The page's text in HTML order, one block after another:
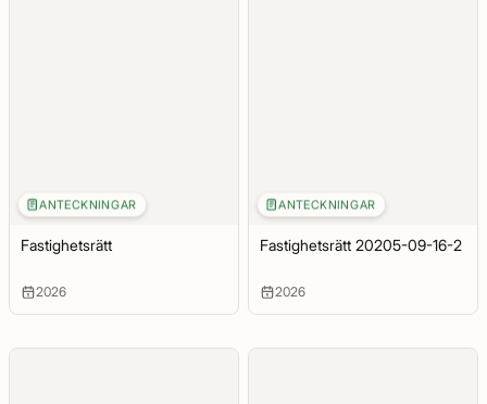
ANTECKNINGAR
Fastighetsrätt
2026
ANTECKNINGAR
Fastighetsrätt 20205-09-16-2
2026